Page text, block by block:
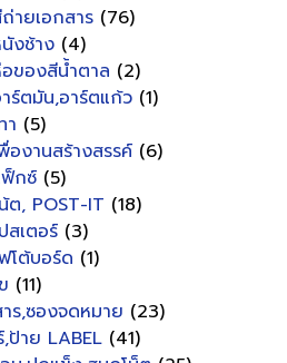
ายเอกสาร (76)
งช้าง (4)
ของสีน้ำตาล (2)
ร์ตมัน,อาร์ตแก้ว (1)
า (5)
องานสร้างสรรค์ (6)
ฟ็กซ์ (5)
ต, POST-IT (18)
สเตอร์ (3)
โต้บอร์ด (1)
(11)
ร,ซองจดหมาย (23)
ป้าย LABEL (41)